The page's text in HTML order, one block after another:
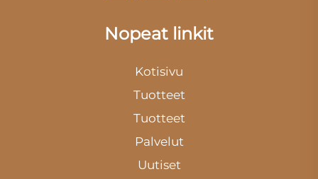
Nopeat linkit
Kotisivu
Tuotteet
Tuotteet
Palvelut
Uutiset